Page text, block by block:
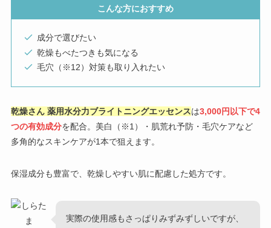
こんな方におすすめ
成分で選びたい
乾燥もべたつきも気になる
毛穴（※12）対策も取り入れたい
乾燥さん 薬用水分力ブライトニングエッセンスは3,000円以下で4
つの有効成分を配合。美白（※1）・肌荒れ予防・毛穴ケアなど
多角的なスキンケアが1本で狙えます。
保湿成分も豊富で、乾燥しやすい肌に配慮した処方です。
実際の使用感もさっぱりみずみずしいですが、